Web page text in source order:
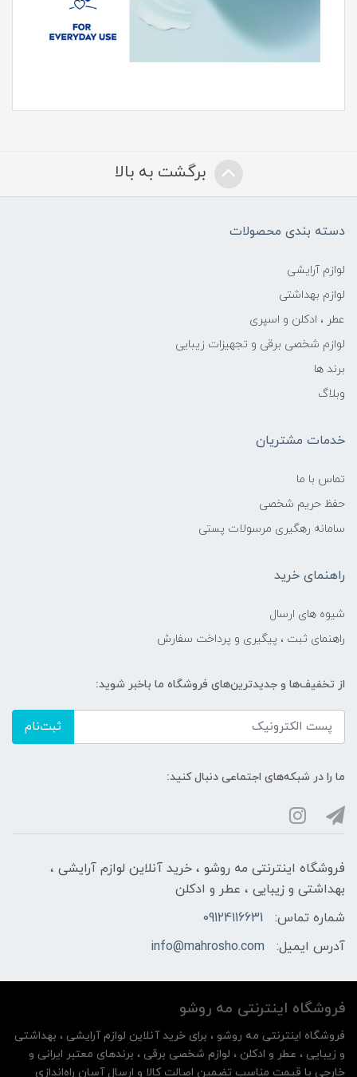
برگشت به بالا
دسته بندی محصولات
لوازم آرایشی
لوازم بهداشتی
عطر ، ادکلن و اسپری
لوازم شخصی برقی و تجهیزات زیبایی
برند ها
وبلاگ
خدمات مشتریان
تماس با ما
حفظ حریم شخصی
سامانه رهگیری مرسولات پستی
راهنمای خرید
شیوه های ارسال
راهنمای ثبت ، پیگیری و پرداخت سفارش
از تخفیف‌ها و جدیدترین‌های فروشگاه ما باخبر شوید:
ثبت‌نام
ما را در شبکه‌های اجتماعی دنبال کنید:
فروشگاه اینترنتی مه‌ رو‌شو ، خرید آنلاین لوازم آرایشی ،
بهداشتی و زیبایی ، عطر و ادکلن
شماره تماس:
09124116631
آدرس ایمیل:
info@mahrosho.com
فروشگاه اینترنتی مه‌ رو‌شو
فروشگاه اینترنتی مه‌ رو‌شو ، برای خرید آنلاین لوازم آرایشی ، بهداشتی
و زیبایی ، عطر و ادکلن ، لوازم شخصی برقی ، برندهای معتبر ایرانی و
خارجی با قیمت مناسب تضمین اصالت کالا و ارسال آسان راه‌اندازی